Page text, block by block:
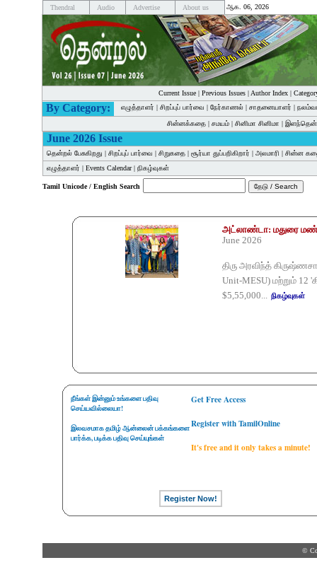
Thendral Audio Advertise About us ஆக. 06, 2026
Current Issue| Previous Issues| Author Index|
By Category: எழுத்தாளர் | சிறப்புப் பார்வை | நேர்காணல் | சாதனையாளர் |
சின்னக்கதை | சமயம் | சினிமா சினிமா |
June 2026 Issue
தென்றல் பேசுகிறது | சிறப்புப் பார்வை | சிறுகதை | சூர்யா துப்பறிகிறார் | அலமாரி | சின்ன
எழுத்தாளர் | Events Calendar| நிகழ்வுகள்
Tamil Unicode / English Search
அட்லாண்டா: மதுரை
June 2026
திரு அரவிந்த்
Unit-MESU) மற்றும் 12
$5,55,000... நிகழ்வுகள்
நீங்கள் இன்னும் உங்களை பதிவு
செய்யவில்லையா!
இலவசமாக தமிழ் ஆன்லைன் பக்கங்களை
பார்க்க, படிக்க பதிவு செய்யுங்கள்
Get Free Access
Register with TamilOnline
It's free and it only takes a minute!
©